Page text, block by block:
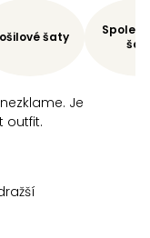
Je
outfit.
šaty